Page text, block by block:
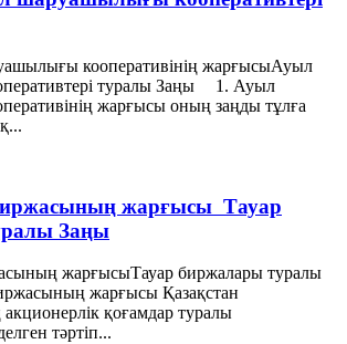
кооперативінің жарғысыАуыл
туралы Заңы 1. Ауыл
жарғысы оның заңды тұлға
жарғысы Тауар
Заңы
жарғысыТауар биржалары туралы
жарғысы Қазақстан
қоғамдар туралы
тәртіп...